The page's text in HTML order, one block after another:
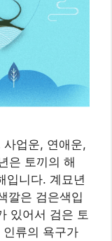
업운, 연애운,
은 토끼의 해
입니다. 계묘년
깔은 검은색입
있어서 검은 토
류의 욕구가